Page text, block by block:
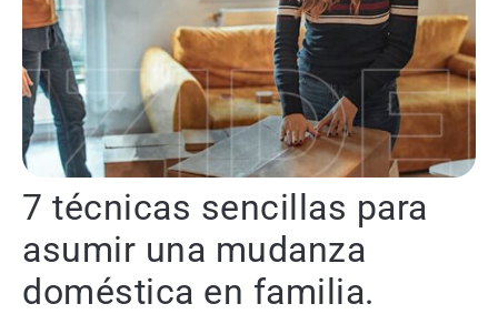
7 técnicas sencillas para
asumir una mudanza
doméstica en familia.